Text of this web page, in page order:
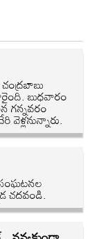
బుధవారం
గన్నవరం
వెళ్లనున్నారు.
చదవండి.